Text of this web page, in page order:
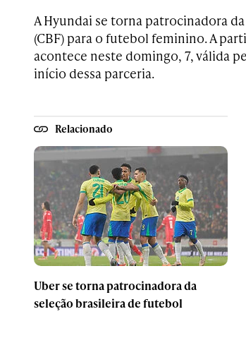
A Hyundai se torna patrocinadora
(CBF) para o futebol feminino. A
acontece neste domingo, 7, válida
início dessa parceria.
Relacionado
Uber se torna patrocinadora da
seleção brasileira de futebol